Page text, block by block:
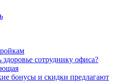
здоровье сотруднику офиса?